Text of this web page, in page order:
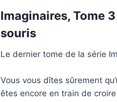
Imaginaires, Tome
souris
Le dernier tome de la série
Vous vous dîtes sûrement
êtes encore en train de